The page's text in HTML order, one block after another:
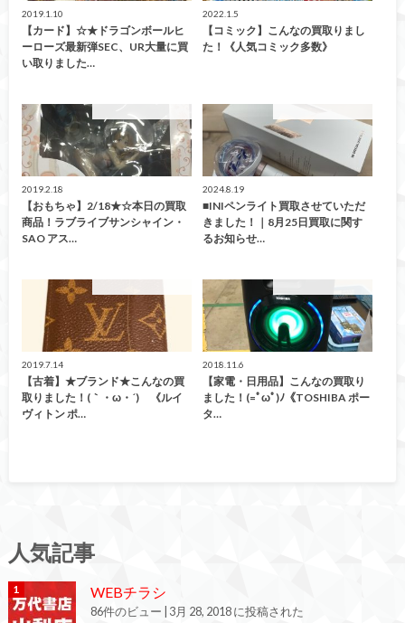
2019.1.10
【カード】☆★ドラゴンボールヒ
ーローズ最新弾SEC、UR大量に買
い取りました…
2022.1.5
【コミック】こんなの買取りまし
た！《人気コミック多数》
2019.2.18
【おもちゃ】2/18★☆本日の買取
商品！ラブライブサンシャイン・
SAO アス…
2024.8.19
■INIペンライト買取させていただ
きました！｜8月25日買取に関す
るお知らせ…
2019.7.14
【古着】★ブランド★こんなの買
取りました！(｀・ω・´)ゞ《ルイ
ヴィトン ポ…
2018.11.6
【家電・日用品】こんなの買取り
ました！(=ﾟωﾟ)ﾉ《TOSHIBA ポー
タ…
人気記事
WEBチラシ
86件のビュー 3月 28, 2018 に投稿された